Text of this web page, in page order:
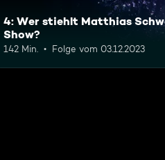
4: Wer stiehlt Matthias
Show?
142 Min. Folge vom 03.12.2023